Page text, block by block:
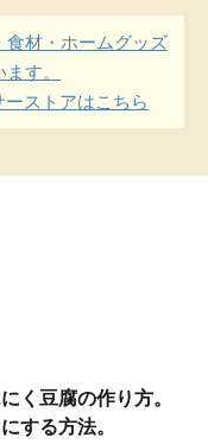
食材・ホームグッズ
す。
ストアはこちら
く豆腐の作り方。
する方法。